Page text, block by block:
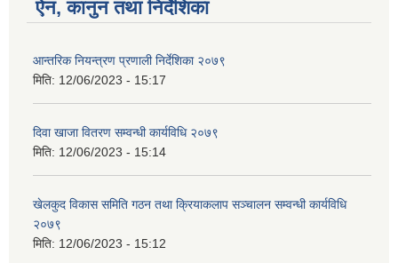
ऐन, कानुन तथा निर्देशिका
आन्तरिक नियन्त्रण प्रणाली निर्देशिका २०७९
मिति: 12/06/2023 - 15:17
दिवा खाजा वितरण सम्वन्धी कार्यविधि २०७९
मिति: 12/06/2023 - 15:14
खेलकुद विकास समिति गठन तथा क्रियाकलाप सञ्चालन सम्वन्धी कार्यविधि
२०७९
मिति: 12/06/2023 - 15:12